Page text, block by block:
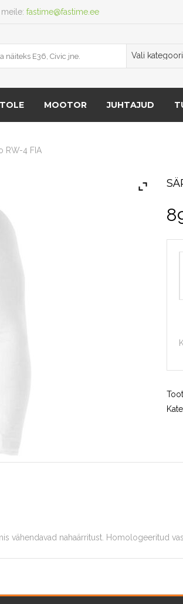
meile: fastime@fastime.ee
MOOTOR JUHTAJUD
RW-4 FIA
vähendavad nahaärritust. Homologeeritud